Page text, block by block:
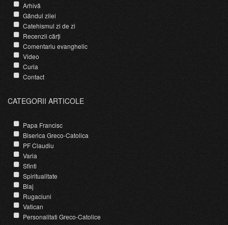
Arhivă
Gândul zilei
Catehismul zi de zi
Recenzii cărți
Comentariu evanghelic
Video
Curia
Contact
CATEGORII ARTICOLE
Papa Francisc
Biserica Greco-Catolica
PF Claudiu
Varia
Sfinti
Spiritualitate
Blaj
Rugaciuni
Vatican
Personalitati Greco-Catolice